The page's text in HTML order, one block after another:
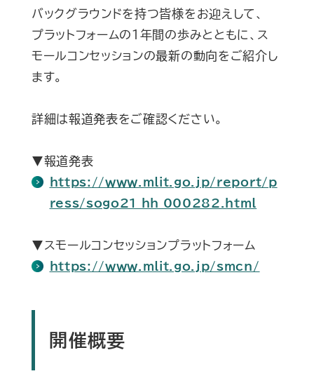
バックグラウンドを持つ皆様をお迎えして、
プラットフォームの１年間の歩みとともに、ス
モールコンセッションの最新の動向をご紹介し
ます。
詳細は報道発表をご確認ください。
▼報道発表
https://www.mlit.go.jp/report/p
ress/sogo21_hh_000282.html
▼スモールコンセッションプラットフォーム
https://www.mlit.go.jp/smcn/
開催概要